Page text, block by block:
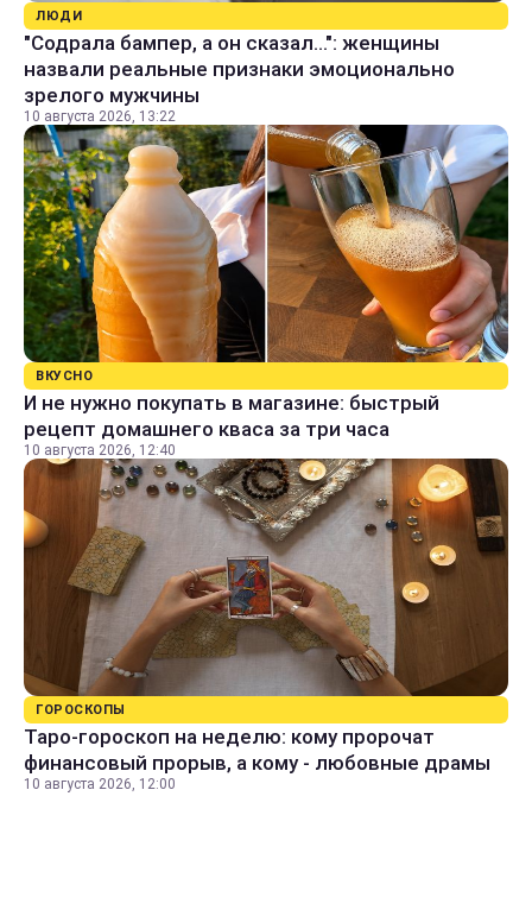
ЛЮДИ
"Содрала бампер, а он сказал...": женщины
назвали реальные признаки эмоционально
зрелого мужчины
10 августа 2026, 13:22
ВКУСНО
И не нужно покупать в магазине: быстрый
рецепт домашнего кваса за три часа
10 августа 2026, 12:40
ГОРОСКОПЫ
Таро-гороскоп на неделю: кому пророчат
финансовый прорыв, а кому - любовные драмы
10 августа 2026, 12:00